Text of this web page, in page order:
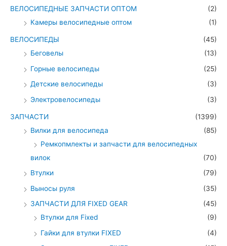
ВЕЛОСИПЕДНЫЕ ЗАПЧАСТИ ОПТОМ
(2)
Камеры велосипедные оптом
(1)
ВЕЛОСИПЕДЫ
(45)
Беговелы
(13)
Горные велосипеды
(25)
Детские велосипеды
(3)
Электровелосипеды
(3)
ЗАПЧАСТИ
(1399)
Вилки для велосипеда
(85)
Ремкопмлекты и запчасти для велосипедных
вилок
(70)
Втулки
(79)
Выносы руля
(35)
ЗАПЧАСТИ ДЛЯ FIXED GEAR
(45)
Втулки для Fixed
(9)
Гайки для втулки FIXED
(4)